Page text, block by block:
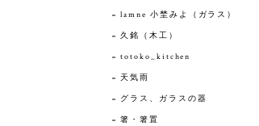
lamne 小埜みよ（ガラス）
久銘（木工）
totoko_kitchen
天気雨
グラス、ガラスの器
箸・箸置